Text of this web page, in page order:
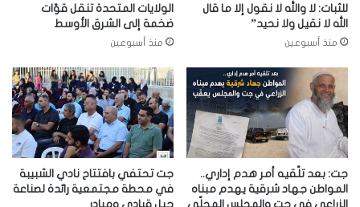
للثبات: لا والله لا نقول إلا ما قال
الله لا نقيل ولا نحيد”
منذ أسبوعين
الولايات المتحدة تنقل قوّات
ضخمة إلى الشرق الأوسط
منذ أسبوعين
جت: بعد تلّقيه أمر هدم إداري..
المواطن جهاد شرقية يهدم مبناه
الزراعي في جت والمجلس المحلّي
جت تحتفي بافتتاح نادي الشبيبة
في محطة مجتمعية رائدة لصناعة
جيلٍ قيادي ومبادر